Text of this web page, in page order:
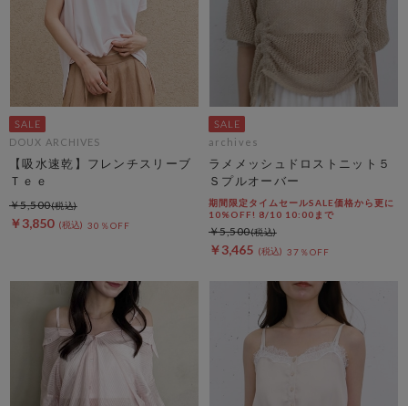
DOUX ARCHIVES
【吸水速乾】フレンチスリーブ
Ｔｅｅ
￥3,850 30％OFF
￥5,500
archives
ラメメッシュドロストニット５
Ｓプルオーバー
期間限定タイムセールSALE価格から更に
10%OFF! 8/10 10:00まで
￥3,465 37％OFF
￥5,500